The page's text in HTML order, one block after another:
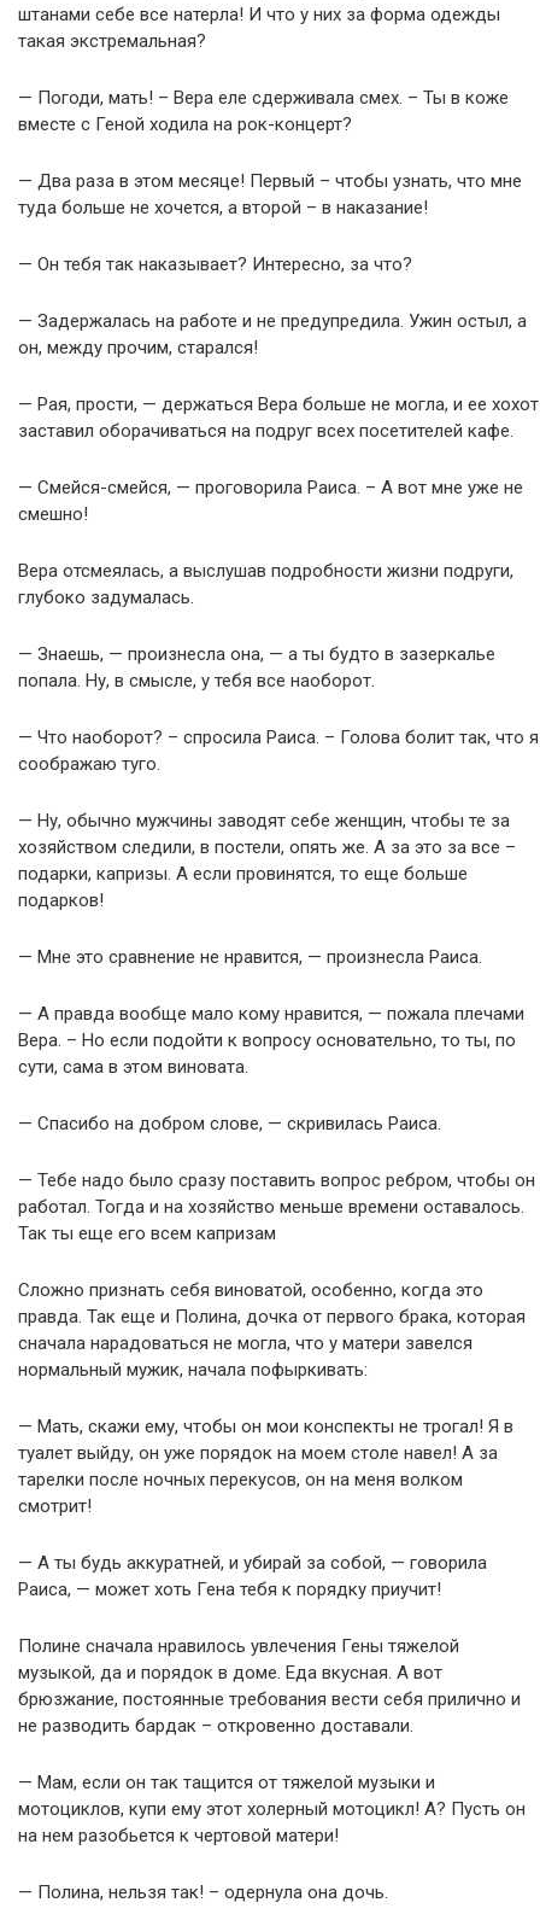
штанами себе все натерла! И что у них за форма одежды
такая экстремальная?
— Погоди, мать! – Вера еле сдерживала смех. – Ты в коже
вместе с Геной ходила на рок-концерт?
— Два раза в этом месяце! Первый – чтобы узнать, что мне
туда больше не хочется, а второй – в наказание!
— Он тебя так наказывает? Интересно, за что?
— Задержалась на работе и не предупредила. Ужин остыл, а
он, между прочим, старался!
— Рая, прости, — держаться Вера больше не могла, и ее хохот
заставил оборачиваться на подруг всех посетителей кафе.
— Смейся-смейся, — проговорила Раиса. – А вот мне уже не
смешно!
Вера отсмеялась, а выслушав подробности жизни подруги,
глубоко задумалась.
— Знаешь, — произнесла она, — а ты будто в зазеркалье
попала. Ну, в смысле, у тебя все наоборот.
— Что наоборот? – спросила Раиса. – Голова болит так, что я
соображаю туго.
— Ну, обычно мужчины заводят себе женщин, чтобы те за
хозяйством следили, в постели, опять же. А за это за все –
подарки, капризы. А если провинятся, то еще больше
подарков!
— Мне это сравнение не нравится, — произнесла Раиса.
— А правда вообще мало кому нравится, — пожала плечами
Вера. – Но если подойти к вопросу основательно, то ты, по
сути, сама в этом виновата.
— Спасибо на добром слове, — скривилась Раиса.
— Тебе надо было сразу поставить вопрос ребром, чтобы он
работал. Тогда и на хозяйство меньше времени оставалось.
Так ты еще его всем капризам
Сложно признать себя виноватой, особенно, когда это
правда. Так еще и Полина, дочка от первого брака, которая
сначала нарадоваться не могла, что у матери завелся
нормальный мужик, начала пофыркивать:
— Мать, скажи ему, чтобы он мои конспекты не трогал! Я в
туалет выйду, он уже порядок на моем столе навел! А за
тарелки после ночных перекусов, он на меня волком
смотрит!
— А ты будь аккуратней, и убирай за собой, — говорила
Раиса, — может хоть Гена тебя к порядку приучит!
Полине сначала нравилось увлечения Гены тяжелой
музыкой, да и порядок в доме. Еда вкусная. А вот
брюзжание, постоянные требования вести себя прилично и
не разводить бардак – откровенно доставали.
— Мам, если он так тащится от тяжелой музыки и
мотоциклов, купи ему этот холерный мотоцикл! А? Пусть он
на нем разобьется к чертовой матери!
— Полина, нельзя так! – одернула она дочь.